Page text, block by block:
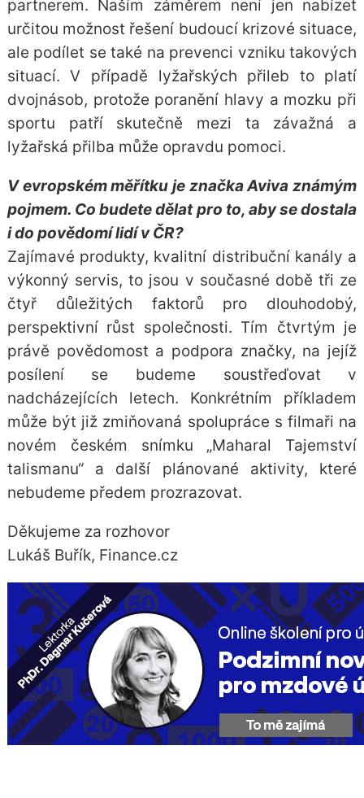
partnerem. Naším záměrem není jen nabízet
určitou možnost řešení budoucí krizové situace,
ale podílet se také na prevenci vzniku takových
situací. V případě lyžařských přileb to platí
dvojnásob, protože poranění hlavy a mozku při
sportu patří skutečně mezi ta závažná a
lyžařská přilba může opravdu pomoci.
V evropském měřítku je značka Aviva známým
pojmem. Co budete dělat pro to, aby se dostala
i do povědomí lidí v ČR?
Zajímavé produkty, kvalitní distribuční kanály a
výkonný servis, to jsou v současné době tři ze
čtyř důležitých faktorů pro dlouhodobý,
perspektivní růst společnosti. Tím čtvrtým je
právě povědomost a podpora značky, na jejíž
posílení se budeme soustřeďovat v
nadcházejících letech. Konkrétním příkladem
může být již zmiňovaná spolupráce s filmaři na
novém českém snímku „Maharal Tajemství
talismanu“ a další plánované aktivity, které
nebudeme předem prozrazovat.
Děkujeme za rozhovor
Lukáš Buřík, Finance.cz